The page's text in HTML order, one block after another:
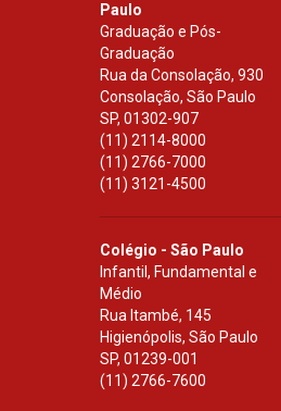
Paulo
Graduação e Pós-
Graduação
Rua da Consolação, 930
Consolação, São Paulo
SP, 01302-907
(11) 2114-8000
(11) 2766-7000
(11) 3121-4500
Colégio - São Paulo
Infantil, Fundamental e
Médio
Rua Itambé, 145
Higienópolis, São Paulo
SP, 01239-001
(11) 2766-7600